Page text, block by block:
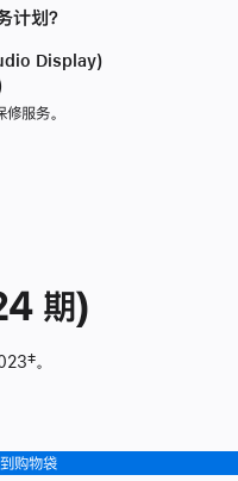
划？
Display)
服务。
期)
脚
‡。
购物袋